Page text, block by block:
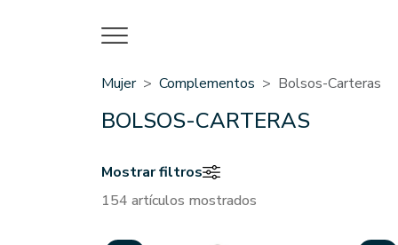
Mujer Complementos Bolsos-Carteras
BOLSOS-CARTERAS
Mostrar filtros
154 artículos mostrados